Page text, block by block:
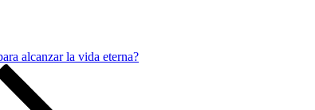
alcanzar la vida eterna?